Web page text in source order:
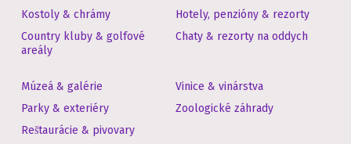
Kostoly & chrámy
Country kluby & golfové
areály
Hotely, penzióny & rezorty
Chaty & rezorty na oddych
Múzeá & galérie
Parky & exteriéry
Reštaurácie & pivovary
Vinice & vinárstva
Zoologické záhrady